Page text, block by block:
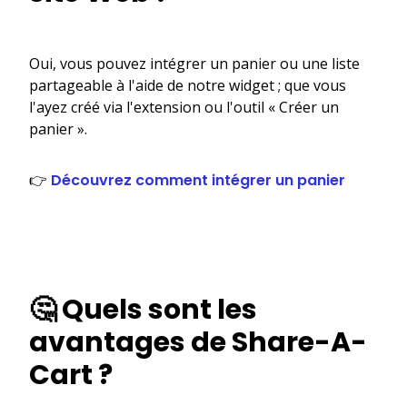
Oui, vous pouvez intégrer un panier ou une liste
partageable à l'aide de notre widget ; que vous
l'ayez créé via l'extension ou l'outil « Créer un
panier ».
👉 Découvrez comment intégrer un panier
🤔 Quels sont les
avantages de Share-A-
Cart ?